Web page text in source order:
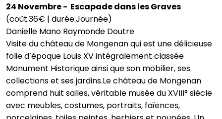
24 Novembre - Escapade dans les Graves
(coût:36€ | durée:Journée)
Danielle Mano Raymonde Doutre
Visite du château de Mongenan qui est une délicieuse
folie d’époque Louis XV intégralement classée
Monument Historique ainsi que son mobilier, ses
collections et ses jardins.Le château de Mongenan
comprend huit salles, véritable musée du XVIII° siècle
avec meubles, costumes, portraits, faïences,